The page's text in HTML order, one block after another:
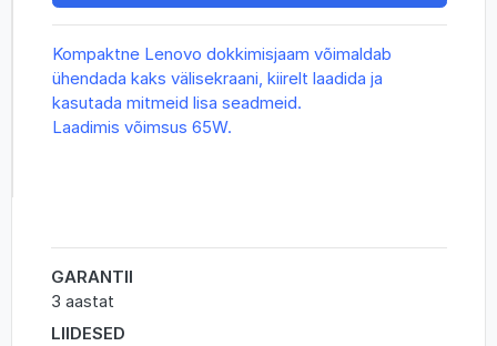
Kompaktne Lenovo dokkimisjaam võimaldab
ühendada kaks välisekraani, kiirelt laadida ja
kasutada mitmeid lisa seadmeid.
Laadimis võimsus 65W.
GARANTII
3 aastat
LIIDESED